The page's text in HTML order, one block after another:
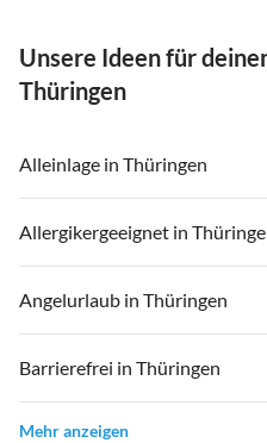
Unsere Ideen für
Thüringen
Alleinlage in Thüringen
Allergikergeeignet in
Angelurlaub in Thüringen
Barrierefrei in Thüringen
Mehr anzeigen